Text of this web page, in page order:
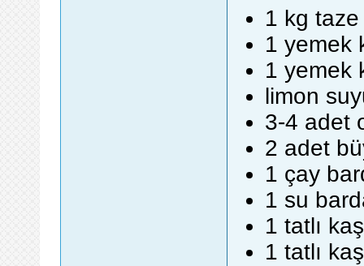
1 kg
1 yemek
1 yemek
limon
3-4 adet
2 adet
1 çay
1 su
1 tatlı
1 tatlı